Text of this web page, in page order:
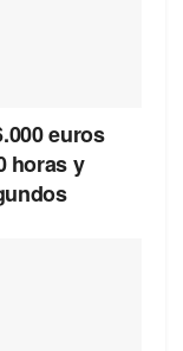
euros
horas y